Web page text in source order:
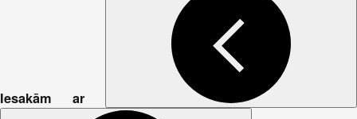
Iesakām ar